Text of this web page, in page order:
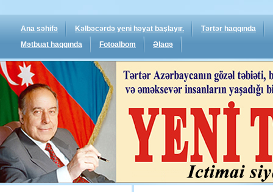
Ana səhifə Kəlbəcərdə yeni həyat başlayır.
Tərtər haqqında
Mətbuat haqqında
Fotoalbom Əlaqə